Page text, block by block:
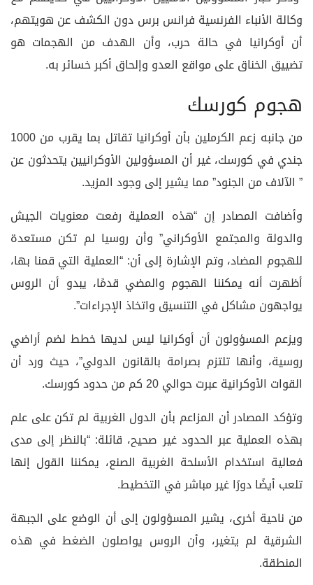
وكالة الأنباء الفرنسية فرانس برس دون الكشف عن هويتهم،
أن أوكرانيا في حالة حرب، وأن الهدف من الهجمات هو
تضييق الخناق على مواقع العدو وإلحاق أكبر خسائر به.
هجوم كورسك
من جانبه زعم الكرملين بأن أوكرانيا تقاتل بما يقرب من 1000
جندي في كورسك، غير أن المسؤولين الأوكرانيين يتحدثون عن
” الآلاف من الجنود” مما يشير إلى وجود المزيد.
وأضافت المصادر إن “هذه العملية رفعت معنويات الجيش
والدولة والمجتمع الأوكراني” وأن روسيا لم تكن مستعدة
للهجوم المضاد، وتم الإشارة إلى أن: “العملية التي قمنا بها،
أظهرت أنه يمكننا الهجوم والمضي قدمًا، يبدو أن الروس
يواجهون مشاكل في التنسيق واتخاذ الإجراءات”.
ويزعم المسؤولون أن أوكرانيا ليس لديها خطط لضم أراضي
روسية، وأنها تلتزم بصرامة بالقانون الدولي”، حيث ورد أن
القوات الأوكرانية عبرت حوالي 20 كم من حدود كورسك.
وتؤكد المصادر أن المزاعم بأن الدول الغربية لم تكن على علم
بهذه العملية عبر الحدود غير صحيح، قائلة: “بالنظر إلى مدى
فعالية استخدام الأسلحة الغربية الصنع، يمكننا القول إنها
تلعب أيضًا دورًا غير مباشر في التخطيط.
من ناحية أخرى، يشير المسؤولون إلى أن الوضع على الجبهة
الشرقية لم يتغير، وأن الروس يواصلون الضغط في هذه
المنطقة.